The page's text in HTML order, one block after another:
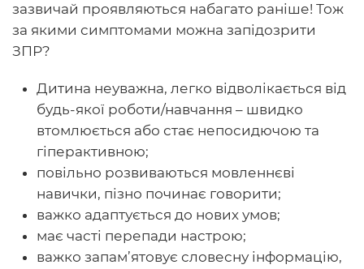
зазвичай проявляються набагато раніше! Тож
за якими симптомами можна запідозрити
ЗПР?
Дитина неуважна, легко відволікається від
будь-якої роботи/навчання – швидко
втомлюється або стає непосидючою та
гіперактивною;
повільно розвиваються мовленнєві
навички, пізно починає говорити;
важко адаптується до нових умов;
має часті перепади настрою;
важко запам’ятовує словесну інформацію,